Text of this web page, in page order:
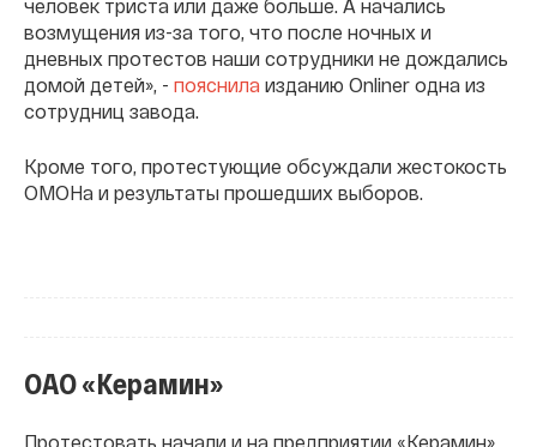
человек триста или даже больше. А начались
возмущения из-за того, что после ночных и
дневных протестов наши сотрудники не дождались
домой детей», - пояснила изданию Onliner одна из
сотрудниц завода.
Кроме того, протестующие обсуждали жестокость
ОМОНа и результаты прошедших выборов.
ОАО «Керамин»
Протестовать начали и на предприятии «Керамин».